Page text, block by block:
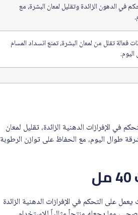
مات 40 مل خصيصاً للتحكم في الدهون الزائدة وتقليل لمعان البشرة، مع
مات 40 مل على مكونات فعالة تقلل من لمعان البشرة، تمنع انسداد المسام
تشمل التحكم في الإفرازات الدهنية الزائدة، تقليل لمعان
طوال اليوم، مع الحفاظ على توازن الرطوبة
حيث يعمل على التحكم في الإفرازات الدهنية الزائدة